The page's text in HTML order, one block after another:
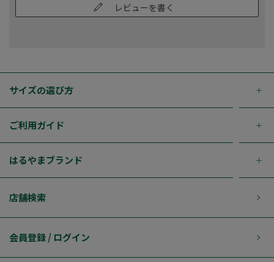
レビューを書く
サイズの選び方
ご利用ガイド
はるやまブランド
店舗検索
会員登録 / ログイン